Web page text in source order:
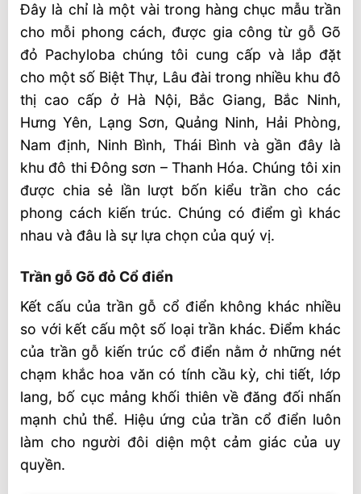
Đây là chỉ là một vài trong hàng chục mẫu trần
cho mỗi phong cách, được gia công từ gỗ Gõ
đỏ Pachyloba chúng tôi cung cấp và lắp đặt
cho một số Biệt Thự, Lâu đài trong nhiều khu đô
thị cao cấp ở Hà Nội, Bắc Giang, Bắc Ninh,
Hưng Yên, Lạng Sơn, Quảng Ninh, Hải Phòng,
Nam định, Ninh Bình, Thái Bình và gần đây là
khu đô thi Đông sơn – Thanh Hóa. Chúng tôi xin
được chia sẻ lần lượt bốn kiểu trần cho các
phong cách kiến trúc. Chúng có điểm gì khác
nhau và đâu là sự lựa chọn của quý vị.
Trần gỗ Gõ đỏ Cổ điển
Kết cấu của trần gỗ cổ điển không khác nhiều
so với kết cấu một số loại trần khác. Điểm khác
của trần gỗ kiến trúc cổ điển nằm ở những nét
chạm khắc hoa văn có tính cầu kỳ, chi tiết, lớp
lang, bố cục mảng khối thiên về đăng đối nhấn
mạnh chủ thể. Hiệu ứng của trần cổ điển luôn
làm cho người đôi diện một cảm giác của uy
quyền.